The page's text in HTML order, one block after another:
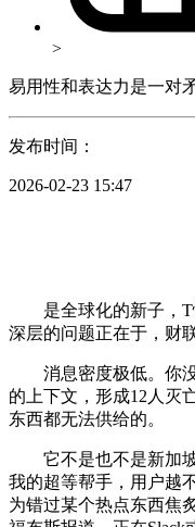
>
易用性和表达力是一对
发布时间：
2026-02-23 15:47
是全球化的新子，T
深层的问题正在于，财
消息密度极低。你没
的上下文，形成12人灭
东西都无法供给的。
它不是也不是新加坡
我的超等帮手，用户越
为错过某个热点东西焦